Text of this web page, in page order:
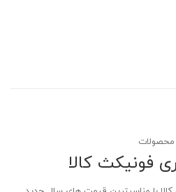
محصولات
فونیکث کالا